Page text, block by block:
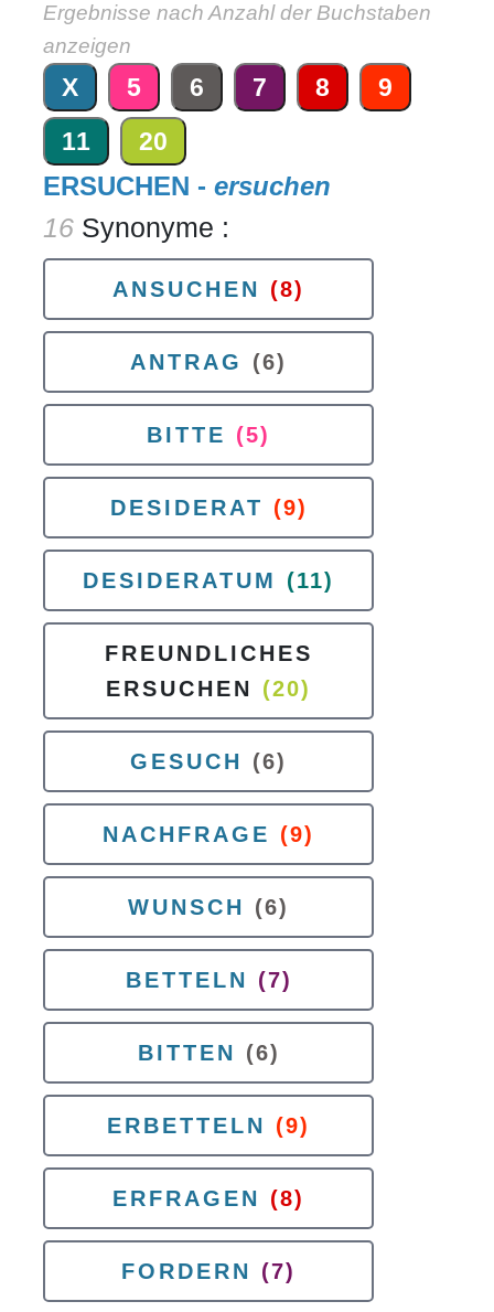
Ergebnisse nach Anzahl der Buchstaben
anzeigen
X 5 6 7 8
9
11
20
ERSUCHEN - ersuchen
16 Synonyme :
ANSUCHEN (8)
ANTRAG (6)
BITTE (5)
DESIDERAT (9)
DESIDERATUM (11)
FREUNDLICHES
ERSUCHEN
(20)
GESUCH (6)
NACHFRAGE (9)
WUNSCH (6)
BETTELN (7)
BITTEN (6)
ERBETTELN (9)
ERFRAGEN (8)
FORDERN (7)